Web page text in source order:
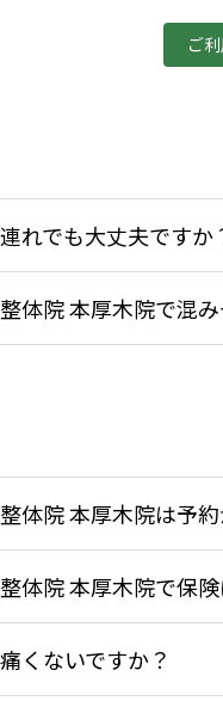
ご
れでも大丈夫ですか
体院 本厚木院で混
体院 本厚木院は予
体院 本厚木院で保
くないですか？